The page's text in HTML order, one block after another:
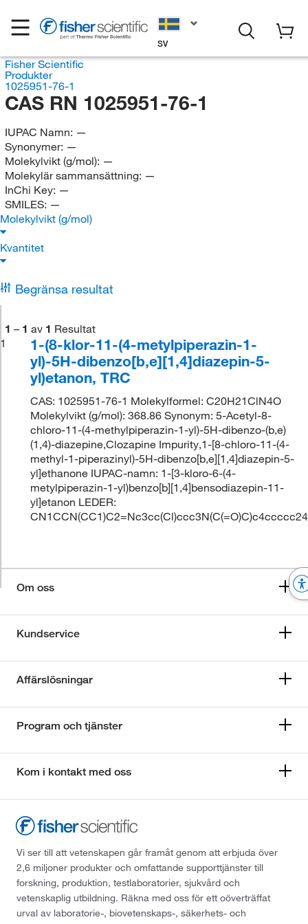
SV
Fisher Scientific
Produkter
1025951-76-1
CAS RN 1025951-76-1
IUPAC Namn: —
Synonymer: —
Molekylvikt (g/mol): —
Molekylär sammansättning: —
InChi Key: —
SMILES: —
Molekylvikt (g/mol)
Kvantitet
Begränsa resultat
1 – 1 av 1 Resultat
1
1-(8-klor-11-(4-metylpiperazin-1-
yl)-5H-dibenzo[b,e][1,4]diazepin-5-
yl)etanon, TRC
CAS: 1025951-76-1 Molekylformel: C20H21ClN4O
Molekylvikt (g/mol): 368.86 Synonym: 5-Acetyl-8-
chloro-11-(4-methylpiperazin-1-yl)-5H-dibenzo-(b,e)
(1,4)-diazepine,Clozapine Impurity,1-[8-chloro-11-(4-
methyl-1-piperazinyl)-5H-dibenzo[b,e][1,4]diazepin-5-
yl]ethanone IUPAC-namn: 1-[3-kloro-6-(4-
metylpiperazin-1-yl)benzo[b][1,4]bensodiazepin-11-
yl]etanon LEDER:
CN1CCN(CC1)C2=Nc3cc(Cl)ccc3N(C(=O)C)c4ccccc24
Om oss
Kundservice
Affärslösningar
Program och tjänster
Kom i kontakt med oss
Vi ser till att vetenskapen går framåt genom att erbjuda över
2,6 miljoner produkter och omfattande supporttjänster till
forskning, produktion, testlaboratorier, sjukvård och
vetenskaplig utbildning. Räkna med oss för ett oöverträffat
urval av laboratorie-, biovetenskaps-, säkerhets- och